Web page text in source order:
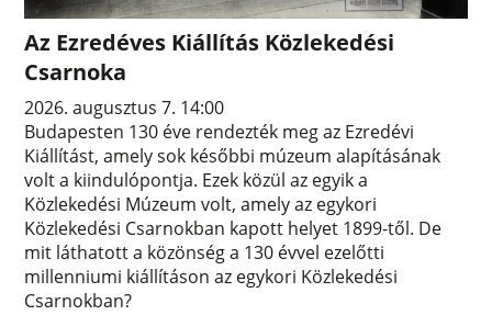
Az Ezredéves Kiállítás Közlekedési
Csarnoka
2026. augusztus 7. 14:00
Budapesten 130 éve rendezték meg az Ezredévi
Kiállítást, amely sok későbbi múzeum alapításának
volt a kiindulópontja. Ezek közül az egyik a
Közlekedési Múzeum volt, amely az egykori
Közlekedési Csarnokban kapott helyet 1899-től. De
mit láthatott a közönség a 130 évvel ezelőtti
millenniumi kiállításon az egykori Közlekedési
Csarnokban?